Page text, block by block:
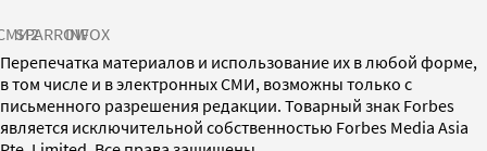
SPARROWINFOX
Перепечатка материалов и использование их в любой форме,
в том числе и в электронных СМИ, возможны только с
письменного разрешения редакции. Товарный знак Forbes
является исключительной собственностью Forbes Media Asia